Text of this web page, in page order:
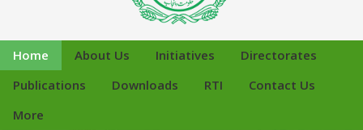
Home About Us Initiatives
Directorates
Publications
Downloads RTI
Contact Us
More